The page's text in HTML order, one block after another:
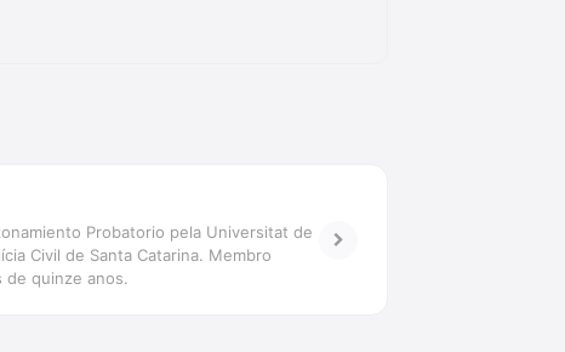
Probatorio pela Universitat de
Civil de Santa Catarina. Membro
de quinze anos.